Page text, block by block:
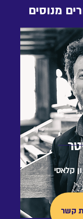
למוזיקאים
מנוסים
קלאסי
קשר